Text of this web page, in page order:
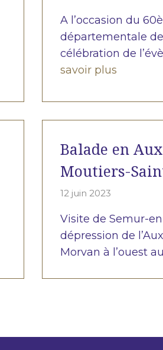
A l’occasion du
départementale
célébration de
savoir plus
Balade en
Moutiers-
12 juin 2023
Visite de Semur-
dépression de
Morvan à l’ouest